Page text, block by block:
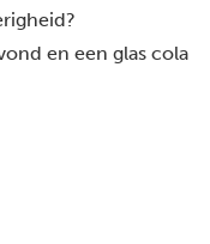
en een glas cola